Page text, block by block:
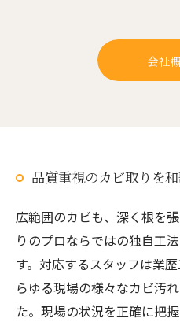
会社
品質重視のカビ取りを
広範囲のカビも、深く根を
りのプロならではの独自工
す。対応するスタッフは業
らゆる現場の様々なカビ汚
た。現場の状況を正確に把